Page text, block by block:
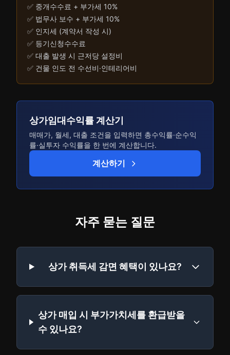
✅ 중개수수료 + 부가세 10%
✅ 법무사 보수 + 부가세 10%
✅ 인지세 (계약서 작성 시)
✅ 등기신청수수료
✅ 대출 발생 시 근저당 설정비
✅ 건물 인도 전 수선비·인테리어비
상가임대수익률 계산기
매매가, 월세, 대출 조건을 입력하면 총수익률·순수익
률·실투자 수익률을 한 번에 계산합니다.
계산하기
자주 묻는 질문
상가 취득세 감면 혜택이 있나요?
상가 매입 시 부가가치세를 환급받을
수 있나요?